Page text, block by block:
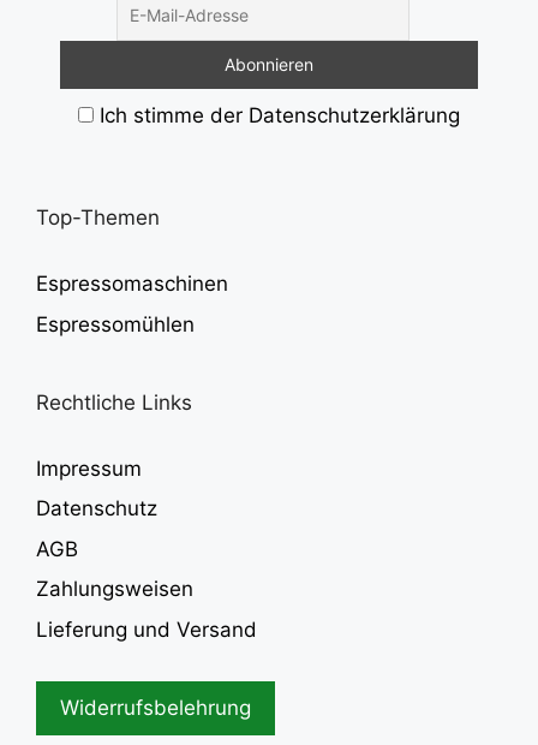
Ich stimme der Datenschutzerklärung
Top-Themen
Espressomaschinen
Espressomühlen
Rechtliche Links
Impressum
Datenschutz
AGB
Zahlungsweisen
Lieferung und Versand
Widerrufsbelehrung